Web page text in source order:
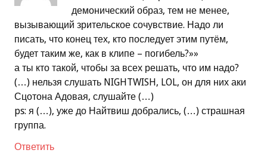
демонический образ, тем не менее,
вызывающий зрительское сочувствие. Надо ли
писать, что конец тех, кто последует этим путём,
будет таким же, как в клипе – погибель?»»
а ты кто такой, чтобы за всех решать, что им надо?
(…) нельзя слушать NIGHTWISH, LOL, он для них аки
Сцотона Адовая, слушайте (…)
ps: я (…), уже до Найтвиш добрались, (…) страшная
группа.
Ответить